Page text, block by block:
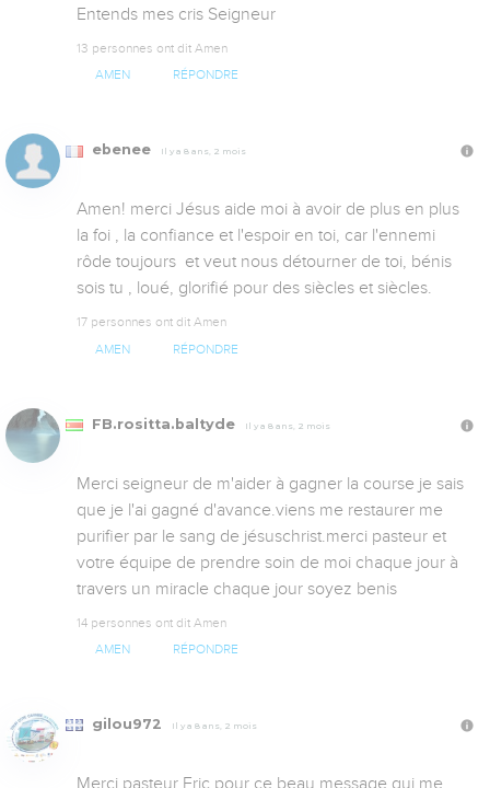
Entends mes cris Seigneur
13 personnes ont dit Amen
AMEN RÉPONDRE
ebenee Il y a 8 ans, 2 mois
Amen! merci Jésus aide moi à avoir de plus en plus
la foi , la confiance et l'espoir en toi, car l'ennemi
rôde toujours  et veut nous détourner de toi, bénis
sois tu , loué, glorifié pour des siècles et siècles.
17 personnes ont dit Amen
AMEN RÉPONDRE
FB.rositta.baltyde Il y a 8 ans, 2 mois
Merci seigneur de m'aider à gagner la course je sais
que je l'ai gagné d'avance.viens me restaurer me
purifier par le sang de jésuschrist.merci pasteur et
votre équipe de prendre soin de moi chaque jour à
travers un miracle chaque jour soyez benis
14 personnes ont dit Amen
AMEN RÉPONDRE
gilou972 Il y a 8 ans, 2 mois
Merci pasteur Eric pour ce beau message qui me